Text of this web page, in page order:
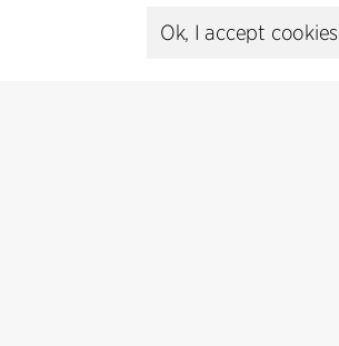
Ok, I accept cookies